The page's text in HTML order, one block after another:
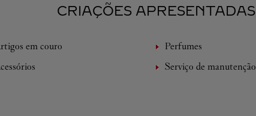
CRIAÇÕES APRESENTADAS
em couro Perfumes
Serviço de manutenção